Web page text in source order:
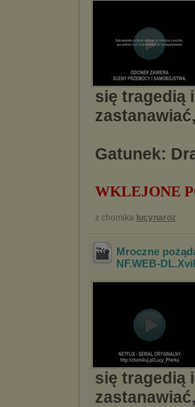
się tragedią
Gatunek:
WKLEJONE
z chomika lucynaroz
Mroczne
NF.WEB-
się tragedią